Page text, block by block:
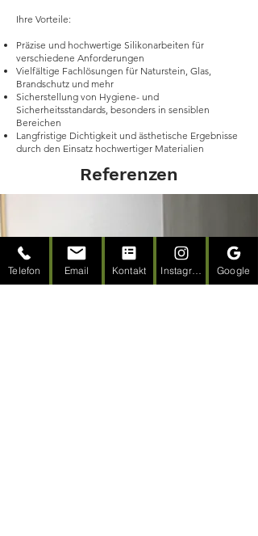
Ihre Vorteile:
Präzise und hochwertige Silikonarbeiten für
verschiedene Anforderungen
Vielfältige Fachlösungen für Naturstein, Glas,
Brandschutz und mehr
Sicherstellung von Hygiene- und
Sicherheitsstandards, besonders in sensiblen
Bereichen
Langfristige Dichtigkeit und ästhetische Ergebnisse
durch den Einsatz hochwertiger Materialien
Referenzen
Telefon Email Kontakt Instagram Google